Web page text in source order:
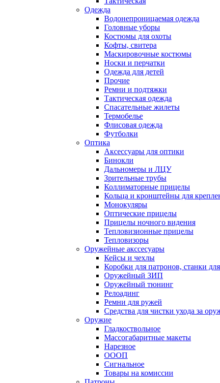
Одежда
Водонепроницаемая одежда
Головные уборы
Костюмы для охоты
Кофты, свитера
Маскировочные костюмы
Носки и перчатки
Одежда для детей
Прочие
Ремни и подтяжки
Тактическая одежда
Спасательные жилеты
Термобелье
Флисовая одежда
Футболки
Оптика
Аксессуары для оптики
Бинокли
Дальномеры и ЛЦУ
Зрительные трубы
Коллиматорные прицелы
Кольца и кронштейны для
Монокуляры
Оптические прицелы
Прицелы ночного видения
Тепловизионные прицелы
Тепловизоры
Оружейные акссесуары
Кейсы и чехлы
Коробки для патронов, станки
Оружейный ЗИП
Оружейный тюнинг
Релоадинг
Ремни для ружей
Средства для чистки ухода за
Оружие
Гладкоствольное
Массогабаритные макеты
Нарезное
ОООП
Сигнальное
Товары на комиссии